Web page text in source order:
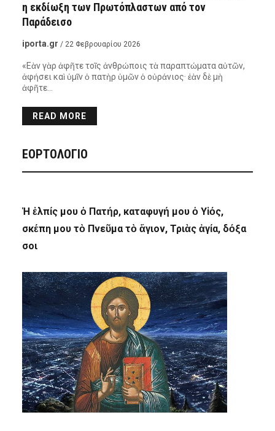
η εκδίωξη των Πρωτόπλαστων από τον
Παράδεισο
iporta.gr / 22 Φεβρουαρίου 2026
«Εὰν γὰρ ἀφῆτε τοῖς ἀνθρώποις τὰ παραπτώματα αὐτῶν,
ἀφήσει καὶ ὑμῖν ὁ πατὴρ ὑμῶν ὁ οὐράνιος· ἐὰν δὲ μὴ
ἀφῆτε…
READ MORE
ΕΟΡΤΟΛΟΓΙΟ
Ἡ ἐλπίς μου ὁ Πατήρ, καταφυγή μου ὁ Υἱός,
σκέπη μου τὸ Πνεῦμα τὸ ἅγιον, Τριὰς ἁγία, δόξα
σοι